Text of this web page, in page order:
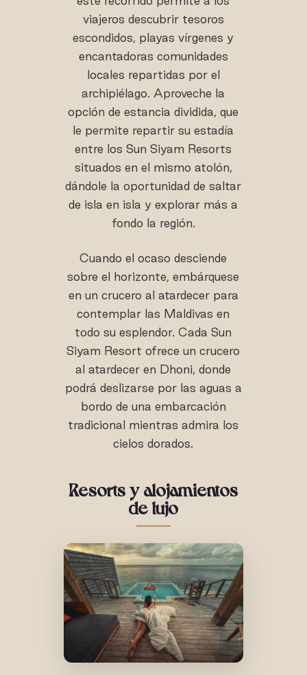
viajeros descubrir tesoros
escondidos, playas vírgenes y
encantadoras comunidades
locales repartidas por el
archipiélago. Aproveche la
opción de estancia dividida, que
le permite repartir su estadía
entre los Sun Siyam Resorts
situados en el mismo atolón,
dándole la oportunidad de saltar
de isla en isla y explorar más a
fondo la región.
Cuando el ocaso desciende
sobre el horizonte, embárquese
en un crucero al atardecer para
contemplar las Maldivas en
todo su esplendor. Cada Sun
Siyam Resort ofrece un crucero
al atardecer en Dhoni, donde
podrá deslizarse por las aguas a
bordo de una embarcación
tradicional mientras admira los
cielos dorados.
Resorts y alojamientos
de lujo